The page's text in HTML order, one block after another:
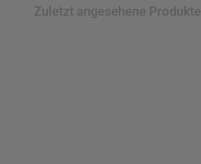
Zuletzt angesehene Produkte